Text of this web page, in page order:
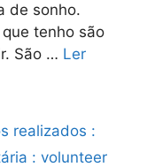
de sonho.
tenho são
São … Ler
realizados :
: volunteer